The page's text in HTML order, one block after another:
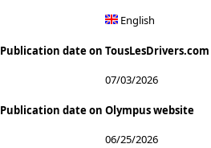
English
Publication date on TousLesDrivers.com
07/03/2026
Publication date on Olympus website
06/25/2026